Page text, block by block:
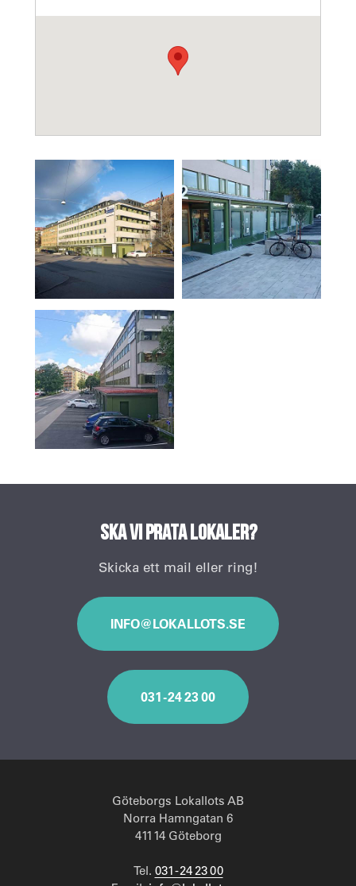
Ska vi prata lokaler?
Skicka ett mail eller ring!
INFO@LOKALLOTS.SE
031 - 24 23 00
Göteborgs Lokallots AB
Norra Hamngatan 6
411 14 Göteborg
Tel. 031 - 24 23 00